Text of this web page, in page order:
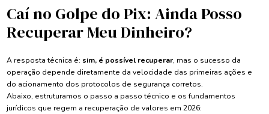
Caí no Golpe do Pix: Ainda Posso
Recuperar Meu Dinheiro?
A resposta técnica é: sim, é possível recuperar, mas o sucesso da
operação depende diretamente da velocidade das primeiras ações e
do acionamento dos protocolos de segurança corretos.
Abaixo, estruturamos o passo a passo técnico e os fundamentos
jurídicos que regem a recuperação de valores em 2026: